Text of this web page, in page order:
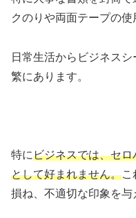
クのりや両面テープの使
日常生活からビジネス
繁にあります。
特にビジネスでは、セ
として好まれません。こ
損ね、不適切な印象を与